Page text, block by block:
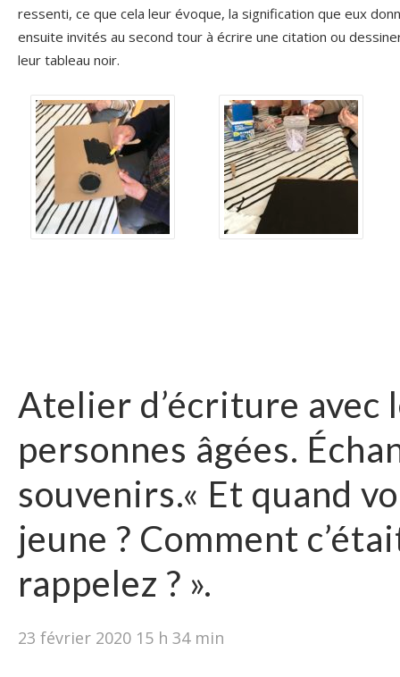
ressenti, ce que cela leur évoque, la signification que eux
ensuite invités au second tour à écrire une citation ou
leur tableau noir.
Atelier d’écriture avec
personnes âgées.
souvenirs.« Et quand
jeune ? Comment
rappelez ? ».
23 février 2020 15 h 34 min